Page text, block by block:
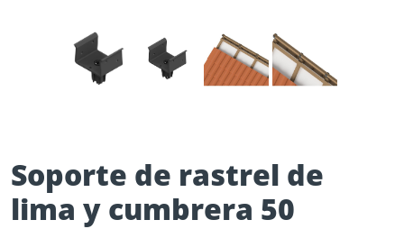
Soporte de rastrel de
lima y cumbrera 50